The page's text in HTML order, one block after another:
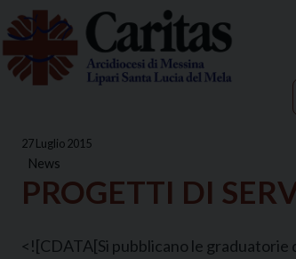
Skip
to
content
27 Luglio 2015
News
PROGETTI DI
<![CDATA[Si pubblicano le